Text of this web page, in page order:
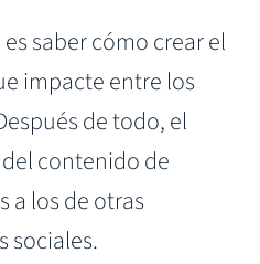
saber cómo crear el
impacte entre los
de todo, el
contenido de
a los de otras
sociales.